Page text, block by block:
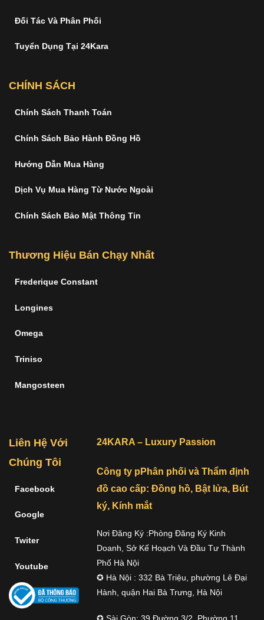
Đối Tác Và Phân Phối
Tuyển Dụng Tại 24Kara
CHÍNH SÁCH
Chính Sách Thanh Toán
Chính Sách Bảo Hành Đồng Hồ
Hướng Dẫn Mua Hàng
Dịch Vụ Mua Hàng Từ Nước Ngoài
Chính Sách Bảo Mật Thông Tin
Thương Hiệu Bán Chạy Nhất
Frederique Constant
Longines
Omega
Triniso
Mangosteen
Liên Hệ Với
Chúng Tôi
Facebook
Google
Twiter
Youtube
24KARA – Luxury Passion
Công ty pPhân phối và Thẩm định
đồ cao cấp: Đồng hồ, Bật lửa, Bút
ký, Kính mắt
Nơi Đăng Ký :Phòng Đăng Ký Kinh
Doanh, Sở Kế Hoạch Và Đầu Tư Thành
Phố Hà Nội
✪ Hà Nội : 332 Bà Triệu, phường Lê Đại
Hành, quận Hai Bà Trưng, Hà Nội
✪ Sài Gòn: 39 Đường 3/2, Phường 11,